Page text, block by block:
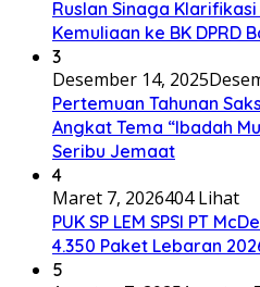
Ruslan Sinaga
Kemuliaan ke BK DPRD
3
Desember 14, 2025
Pertemuan Tahunan
Angkat Tema “Ibadah
Seribu Jemaat
4
Maret 7, 2026404 Lihat
PUK SP LEM SPSI PT
4.350 Paket Lebaran
5